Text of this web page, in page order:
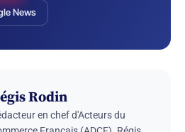
News
Rodin
en chef d'Acteurs du